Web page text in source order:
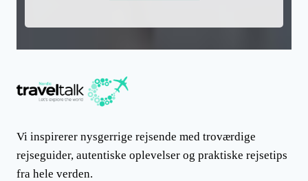
Vi inspirerer nysgerrige rejsende med troværdige
rejseguider, autentiske oplevelser og praktiske rejsetips
fra hele verden.